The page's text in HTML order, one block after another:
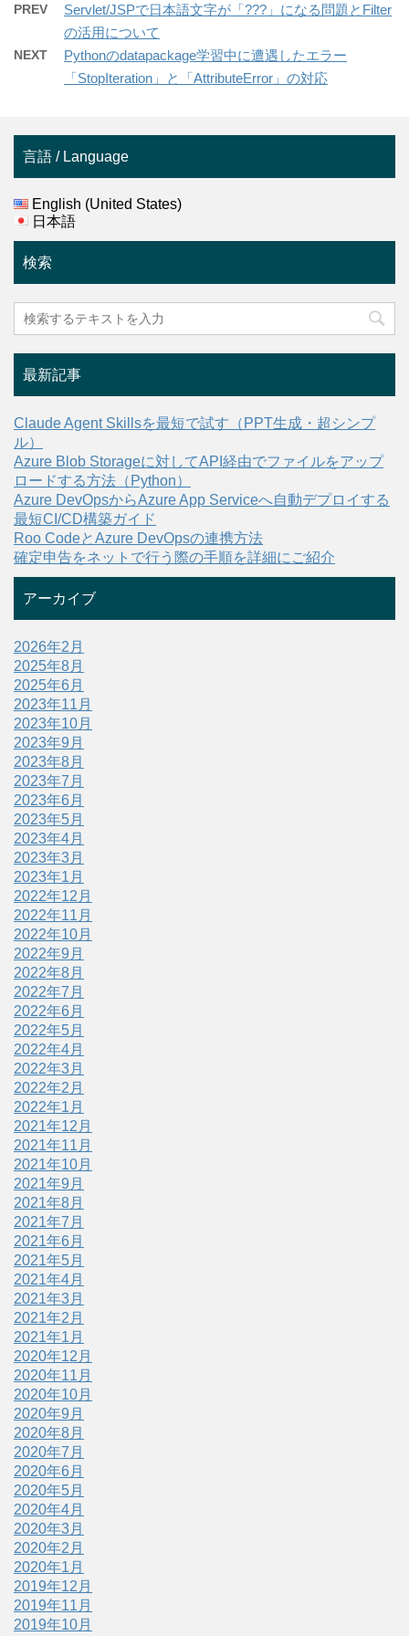
PREV
Servlet/JSPで日本語文字が「???」になる問題とFilter
の活用について
NEXT
Pythonのdatapackage学習中に遭遇したエラー
「StopIteration」と「AttributeError」の対応
言語 / Language
English (United States)
日本語
検索
最新記事
Claude Agent Skillsを最短で試す（PPT生成・超シンプ
ル）
Azure Blob Storageに対してAPI経由でファイルをアップ
ロードする方法（Python）
Azure DevOpsからAzure App Serviceへ自動デプロイする
最短CI/CD構築ガイド
Roo CodeとAzure DevOpsの連携方法
確定申告をネットで行う際の手順を詳細にご紹介
アーカイブ
2026年2月
2025年8月
2025年6月
2023年11月
2023年10月
2023年9月
2023年8月
2023年7月
2023年6月
2023年5月
2023年4月
2023年3月
2023年1月
2022年12月
2022年11月
2022年10月
2022年9月
2022年8月
2022年7月
2022年6月
2022年5月
2022年4月
2022年3月
2022年2月
2022年1月
2021年12月
2021年11月
2021年10月
2021年9月
2021年8月
2021年7月
2021年6月
2021年5月
2021年4月
2021年3月
2021年2月
2021年1月
2020年12月
2020年11月
2020年10月
2020年9月
2020年8月
2020年7月
2020年6月
2020年5月
2020年4月
2020年3月
2020年2月
2020年1月
2019年12月
2019年11月
2019年10月